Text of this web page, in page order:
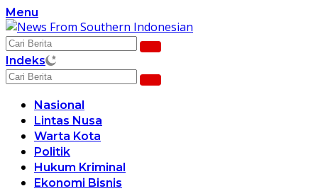
Langsung
ke
konten
Menu
Indeks
Nasional
Lintas Nusa
Warta Kota
Politik
Hukum Kriminal
Ekonomi Bisnis